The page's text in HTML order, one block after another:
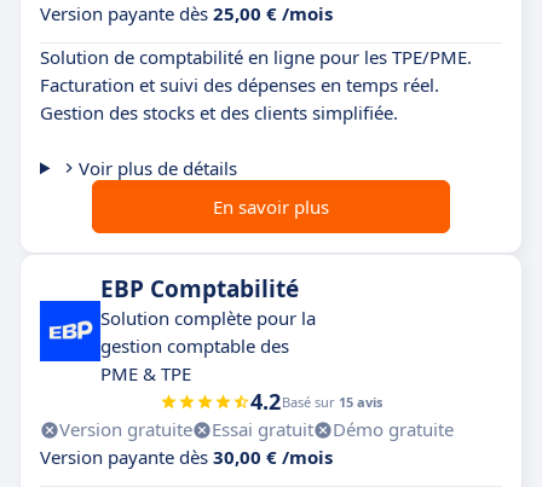
Version payante dès 25,00 € /mois
Solution de comptabilité en ligne pour les TPE/PME.
Facturation et suivi des dépenses en temps réel.
Gestion des stocks et des clients simplifiée.
Voir plus de détails
En savoir plus
EBP Comptabilité
Solution complète pour la
gestion comptable des
PME & TPE
4.2Basé sur 15 avis
Version gratuite Essai gratuit
Démo gratuite
Version payante dès 30,00 € /mois